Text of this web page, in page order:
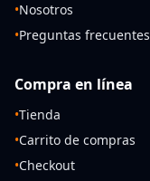
•Nosotros
•Preguntas frecuentes
Compra en línea
•Tienda
•Carrito de compras
•Checkout